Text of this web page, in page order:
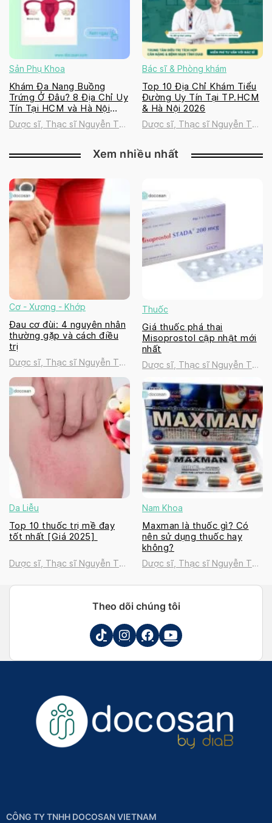
Sản Phụ Khoa
Khám Đa Nang Buồng
Trứng Ở Đâu? 8 Địa Chỉ Uy
Tín Tại HCM và Hà Nội
2026
Dược sĩ, Thạc sĩ Nguyễn Thị
Bác sĩ & Phòng khám
Top 10 Địa Chỉ Khám Tiểu
Đường Uy Tín Tại TP.HCM
& Hà Nội 2026
Dược sĩ, Thạc sĩ Nguyễn Thị
Xem nhiều nhất
Cơ - Xương - Khớp
Đau cơ đùi: 4 nguyên nhân
thường gặp và cách điều
trị
Dược sĩ, Thạc sĩ Nguyễn Thị
Thanh Tú
Thuốc
Giá thuốc phá thai
Misoprostol cập nhật mới
nhất
Dược sĩ, Thạc sĩ Nguyễn Thị
Da Liễu
Top 10 thuốc trị mề đay
tốt nhất [Giá 2025]
Dược sĩ, Thạc sĩ Nguyễn Thị
Nam Khoa
Maxman là thuốc gì? Có
nên sử dụng thuốc hay
không?
Dược sĩ, Thạc sĩ Nguyễn Thị
Theo dõi chúng tôi
CÔNG TY TNHH DOCOSAN VIETNAM